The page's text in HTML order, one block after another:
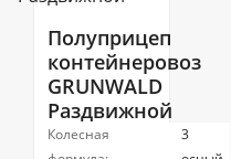
Полуприцеп
контейнеровоз
GRUNWALD
Раздвижной
Колесная
3